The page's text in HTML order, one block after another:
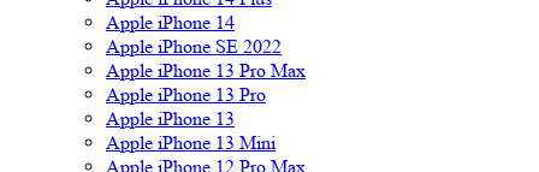
Apple iPhone 14
Apple iPhone SE 2022
Apple iPhone 13 Pro Max
Apple iPhone 13 Pro
Apple iPhone 13
Apple iPhone 13 Mini
Apple iPhone 12 Pro Max